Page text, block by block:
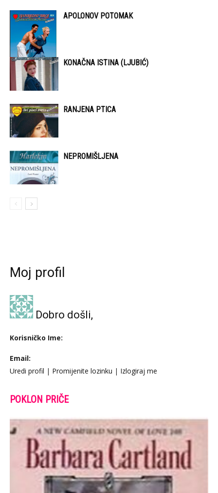
APOLONOV POTOMAK
KONAČNA ISTINA (LJUBIĆ)
RANJENA PTICA
NEPROMIŠLJENA
Moj profil
Dobro došli,
Korisničko Ime:
Email:
Uredi profil | Promijenite lozinku | Izlogiraj me
POKLON PRIČE